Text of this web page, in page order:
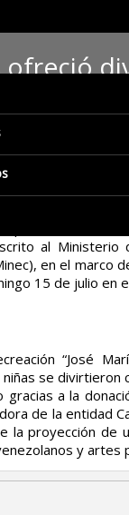
ofreció
su día
y niñas
al Ministerio
en el marco
15 de julio en
“José
se divirtieron
gracias a la
de la entidad
la proyección de
y artes